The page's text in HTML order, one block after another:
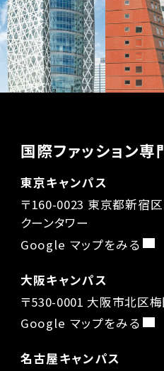
国際ファッション
東京キャンパス
〒160-0023 東京都新宿
クーンタワー
Google マップをみる
大阪キャンパス
〒530-0001 大阪市北区
Google マップをみる
名古屋キャンパス